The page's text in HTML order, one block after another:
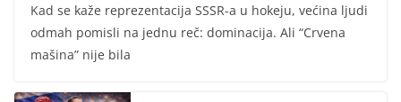
Kad se kaže reprezentacija SSSR-a u hokeju, većina ljudi
odmah pomisli na jednu reč: dominacija. Ali “Crvena
mašina” nije bila